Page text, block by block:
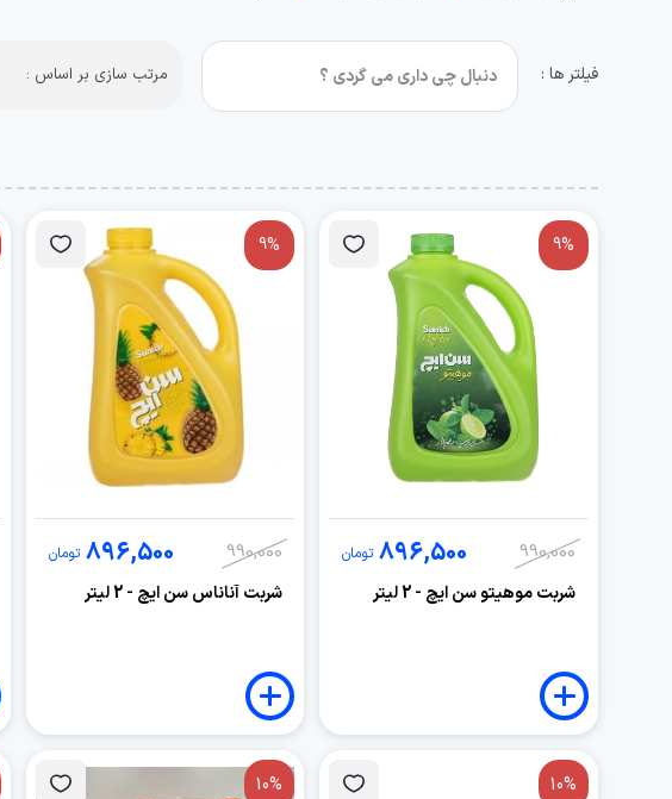
فیلتر ها : مرتب سازی بر اساس :
9%
990,000
896,500 تومان
شربت موهیتو سن ایچ - 2 لیتر
9%
990,000
896,500 تومان
شربت آناناس سن ایچ - 2 لیتر
10%
10%